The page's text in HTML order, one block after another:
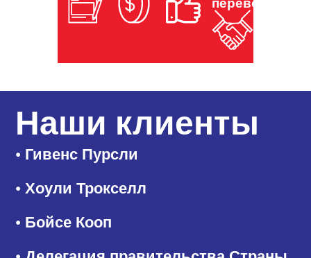
Наши клиенты
• Гивенс Пурсли
• Хоули Трокселл
• Бойсе Кооп